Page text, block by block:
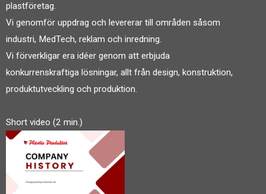
plastföretag.
Vi genomför uppdrag och levererar till områden såsom
industri, MedTech, reklam och inredning.
Vi förverkligar era idéer genom att erbjuda
konkurrenskraftiga lösningar, allt från design, konstruktion,
produktutveckling och produktion.
Short video (2 min.)